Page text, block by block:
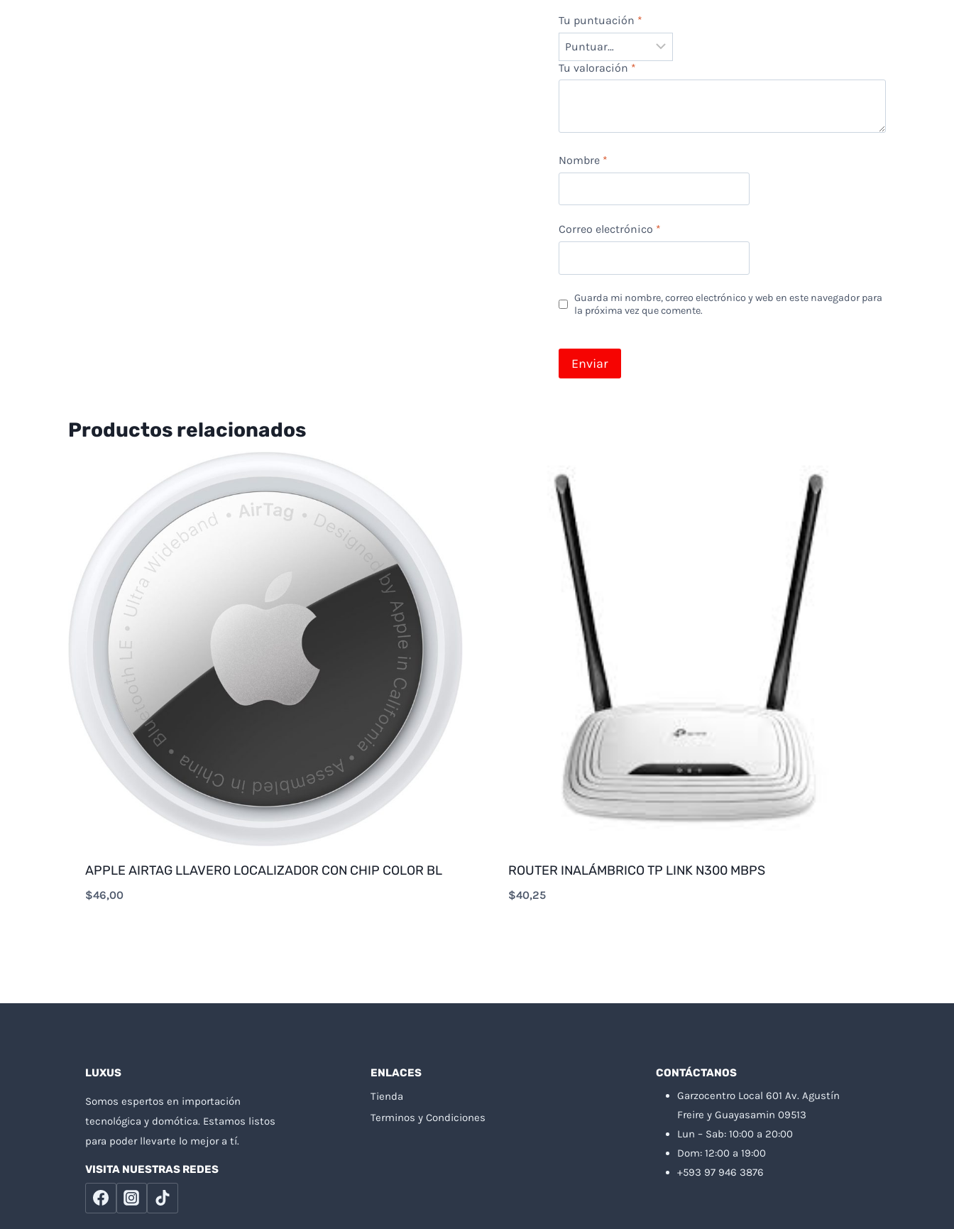
Tu puntuación *
Tu valoración *
Nombre *
Correo electrónico *
Guarda mi nombre, correo electrónico y web en este navegador para
la próxima vez que comente.
Productos relacionados
APPLE AIRTAG LLAVERO LOCALIZADOR CON CHIP COLOR BL
$46,00
ROUTER INALÁMBRICO TP LINK N300 MBPS
$40,25
LUXUS
Somos espertos en importación
tecnológica y domótica. Estamos listos
para poder llevarte lo mejor a tí.
VISITA NUESTRAS REDES
ENLACES
Tienda
Terminos y Condiciones
CONTÁCTANOS
Garzocentro Local 601 Av. Agustín
Freire y Guayasamin 09513
Lun – Sab: 10:00 a 20:00
Dom: 12:00 a 19:00
+593 97 946 3876